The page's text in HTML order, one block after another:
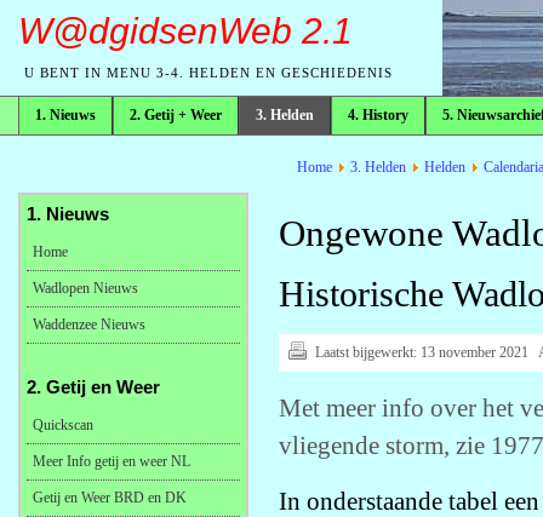
W@dgidsenWeb 2.1
U BENT IN MENU 3-4. HELDEN EN GESCHIEDENIS
1. Nieuws 2. Getij + Weer 3. Helden 4. History 5.
broodkruimelpad
Home 3. Helden Helden Calendaria
Ongewone
Historische
Laatst bijgewerkt: 13 november 2021
Met meer info over het
vliegende storm, zie
In onderstaande tabel
1. Nieuws
Home
Wadlopen Nieuws
Waddenzee Nieuws
2. Getij en Weer
Quickscan
Meer Info getij en weer NL
Getij en Weer BRD en DK